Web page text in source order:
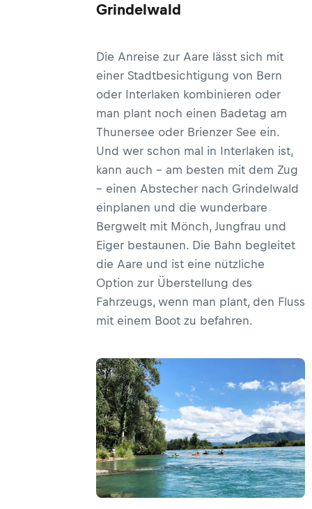
Grindelwald
Die Anreise zur Aare lässt sich mit
einer Stadtbesichtigung von Bern
oder Interlaken kombinieren oder
man plant noch einen Badetag am
Thunersee oder Brienzer See ein.
Und wer schon mal in Interlaken ist,
kann auch – am besten mit dem Zug
– einen Abstecher nach Grindelwald
einplanen und die wunderbare
Bergwelt mit Mönch, Jungfrau und
Eiger bestaunen. Die Bahn begleitet
die Aare und ist eine nützliche
Option zur Überstellung des
Fahrzeugs, wenn man plant, den Fluss
mit einem Boot zu befahren.